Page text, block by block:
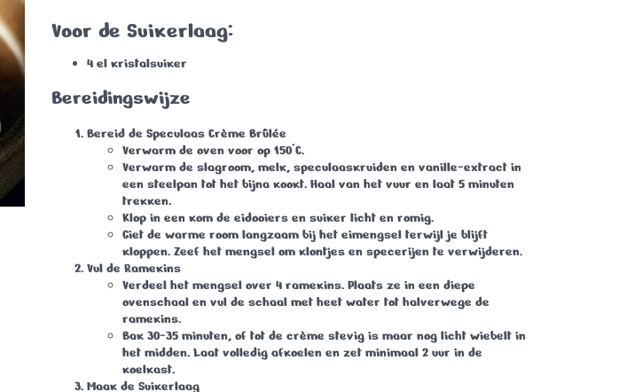
Voor de Suikerlaag:
4 el kristalsuiker
Bereidingswijze
Bereid de Speculaas Crème Brûlée
Verwarm de oven voor op 150°C.
Verwarm de slagroom, melk, speculaaskruiden en vanille-extract in
een steelpan tot het bijna kookt. Haal van het vuur en laat 5 minuten
trekken.
Klop in een kom de eidooiers en suiker licht en romig.
Giet de warme room langzaam bij het eimengsel terwijl je blijft
kloppen. Zeef het mengsel om klontjes en specerijen te verwijderen.
Vul de Ramekins
Verdeel het mengsel over 4 ramekins. Plaats ze in een diepe
ovenschaal en vul de schaal met heet water tot halverwege de
ramekins.
Bak 30-35 minuten, of tot de crème stevig is maar nog licht wiebelt in
het midden. Laat volledig afkoelen en zet minimaal 2 uur in de
koelkast.
Maak de Suikerlaag